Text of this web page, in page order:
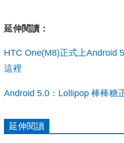
延伸閱讀：
HTC One(M8)正式上Android
這裡
Android 5.0：Lollipop 棒棒糖
延伸閱讀